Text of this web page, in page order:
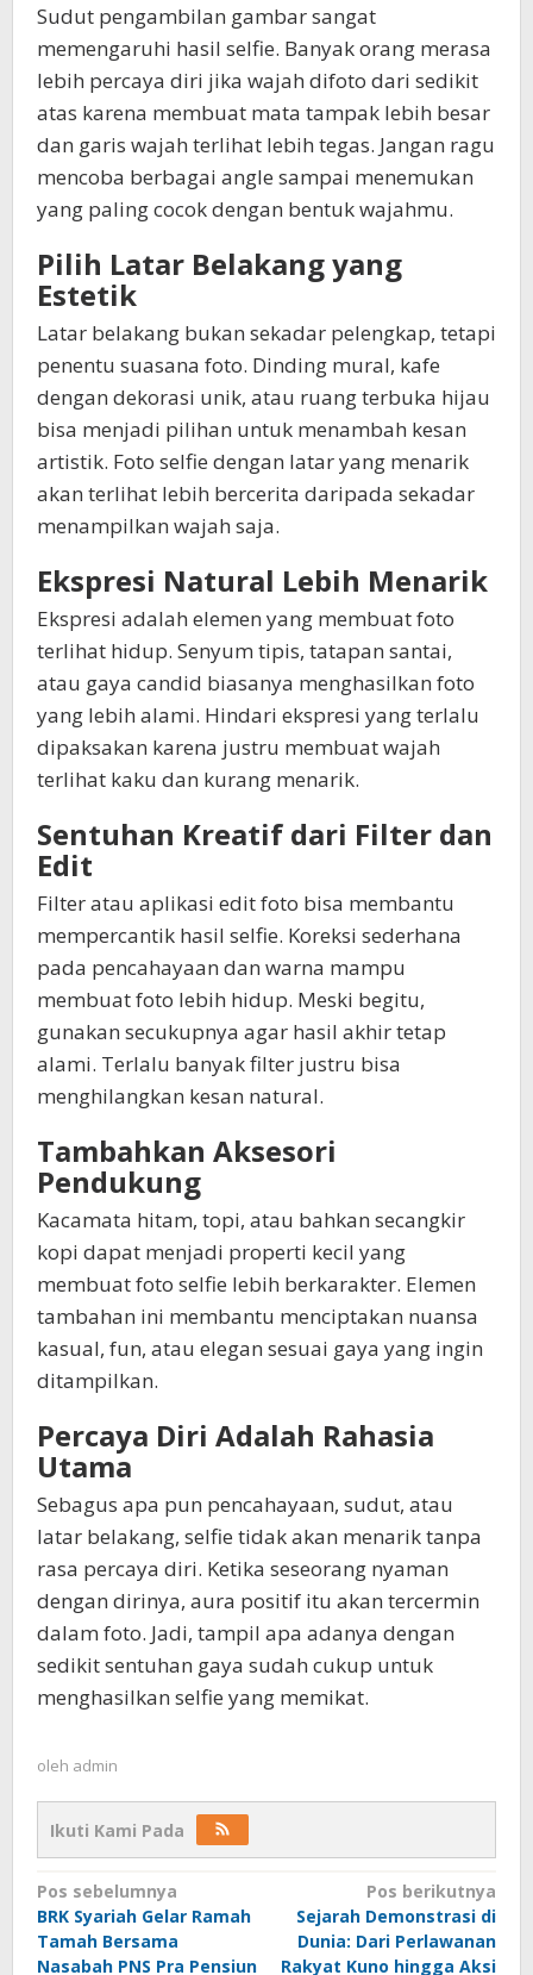
Sudut pengambilan gambar sangat
memengaruhi hasil selfie. Banyak orang merasa
lebih percaya diri jika wajah difoto dari sedikit
atas karena membuat mata tampak lebih besar
dan garis wajah terlihat lebih tegas. Jangan ragu
mencoba berbagai angle sampai menemukan
yang paling cocok dengan bentuk wajahmu.
Pilih Latar Belakang yang
Estetik
Latar belakang bukan sekadar pelengkap, tetapi
penentu suasana foto. Dinding mural, kafe
dengan dekorasi unik, atau ruang terbuka hijau
bisa menjadi pilihan untuk menambah kesan
artistik. Foto selfie dengan latar yang menarik
akan terlihat lebih bercerita daripada sekadar
menampilkan wajah saja.
Ekspresi Natural Lebih Menarik
Ekspresi adalah elemen yang membuat foto
terlihat hidup. Senyum tipis, tatapan santai,
atau gaya candid biasanya menghasilkan foto
yang lebih alami. Hindari ekspresi yang terlalu
dipaksakan karena justru membuat wajah
terlihat kaku dan kurang menarik.
Sentuhan Kreatif dari Filter dan
Edit
Filter atau aplikasi edit foto bisa membantu
mempercantik hasil selfie. Koreksi sederhana
pada pencahayaan dan warna mampu
membuat foto lebih hidup. Meski begitu,
gunakan secukupnya agar hasil akhir tetap
alami. Terlalu banyak filter justru bisa
menghilangkan kesan natural.
Tambahkan Aksesori
Pendukung
Kacamata hitam, topi, atau bahkan secangkir
kopi dapat menjadi properti kecil yang
membuat foto selfie lebih berkarakter. Elemen
tambahan ini membantu menciptakan nuansa
kasual, fun, atau elegan sesuai gaya yang ingin
ditampilkan.
Percaya Diri Adalah Rahasia
Utama
Sebagus apa pun pencahayaan, sudut, atau
latar belakang, selfie tidak akan menarik tanpa
rasa percaya diri. Ketika seseorang nyaman
dengan dirinya, aura positif itu akan tercermin
dalam foto. Jadi, tampil apa adanya dengan
sedikit sentuhan gaya sudah cukup untuk
menghasilkan selfie yang memikat.
oleh admin
Ikuti Kami Pada
Navigasi
pos
Pos sebelumnya
BRK Syariah Gelar Ramah
Tamah Bersama
Nasabah PNS Pra Pensiun
Pos berikutnya
Sejarah Demonstrasi di
Dunia: Dari Perlawanan
Rakyat Kuno hingga Aksi